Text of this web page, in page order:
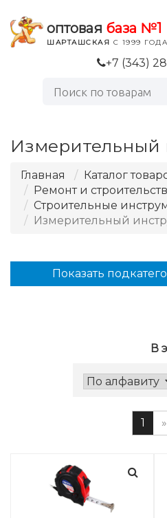
оптовая база №1
ШАРТАШСКАЯ С 1999 ГОДА
+7 (343)
Измерительный
Главная
Каталог
Ремонт и
Строительные
Измерительный
В
1 »
Показать